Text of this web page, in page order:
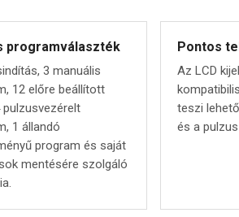
programválaszték
3 manuális
12 előre beállított
pulzusvezérelt
1 állandó
program és saját
mentésére szolgáló
Pontos
Az LCD
teszi
és a